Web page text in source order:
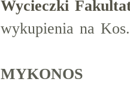
Wycieczki
wykupienia na Kos.
MYKONOS